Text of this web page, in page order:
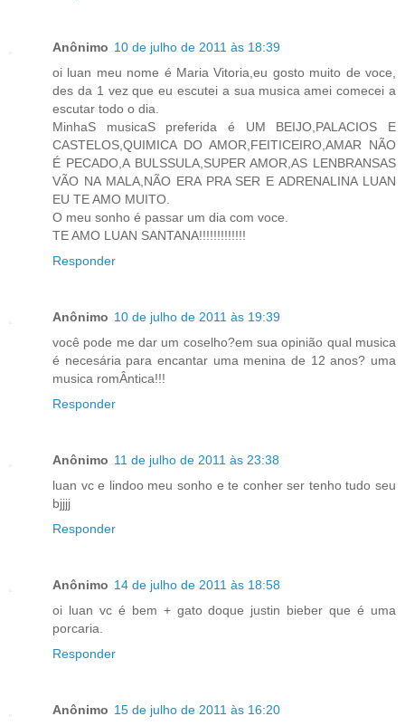
Anônimo 10 de julho de 2011 às 18:39
oi luan meu nome é Maria Vitoria,eu gosto muito de voce,
des da 1 vez que eu escutei a sua musica amei comecei a
escutar todo o dia.
MinhaS musicaS preferida é UM BEIJO,PALACIOS E
CASTELOS,QUIMICA DO AMOR,FEITICEIRO,AMAR NÃO
É PECADO,A BULSSULA,SUPER AMOR,AS LENBRANSAS
VÃO NA MALA,NÃO ERA PRA SER E ADRENALINA LUAN
EU TE AMO MUITO.
O meu sonho é passar um dia com voce.
TE AMO LUAN SANTANA!!!!!!!!!!!!!
Responder
Anônimo 10 de julho de 2011 às 19:39
você pode me dar um coselho?em sua opinião qual musica
é necesária para encantar uma menina de 12 anos? uma
musica romÂntica!!!
Responder
Anônimo 11 de julho de 2011 às 23:38
luan vc e lindoo meu sonho e te conher ser tenho tudo seu
bjjjj
Responder
Anônimo 14 de julho de 2011 às 18:58
oi luan vc é bem + gato doque justin bieber que é uma
porcaria.
Responder
Anônimo 15 de julho de 2011 às 16:20